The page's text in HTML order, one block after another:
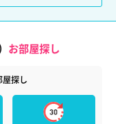
お部屋探し
探し